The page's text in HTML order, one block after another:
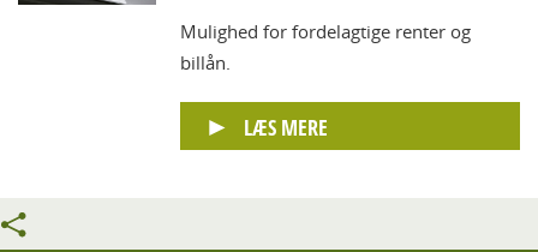
Mulighed for fordelagtige renter og
billån.
LÆS MERE